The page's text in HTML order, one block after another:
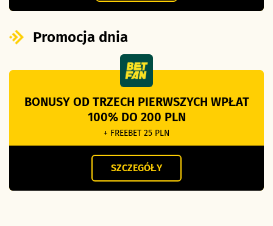
Promocja dnia
BONUSY OD TRZECH PIERWSZYCH WPŁAT
100% DO 200 PLN
+ FREEBET 25 PLN
SZCZEGÓŁY